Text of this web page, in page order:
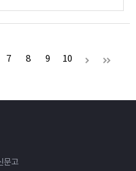
7 8 9 10
문고